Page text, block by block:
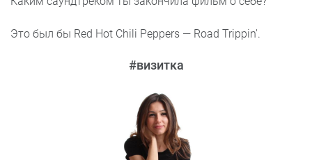
Это был бы Red Hot Chili Peppers — Road Trippin'.
#визитка